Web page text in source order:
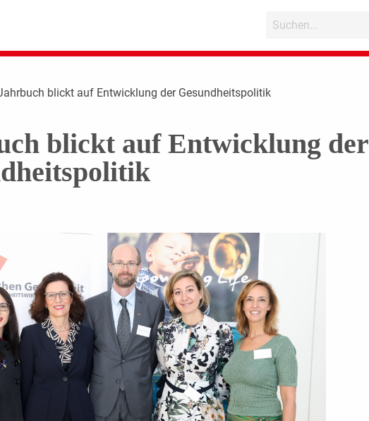
blickt auf Entwicklung der Gesundheitspolitik
blickt auf Entwicklung der